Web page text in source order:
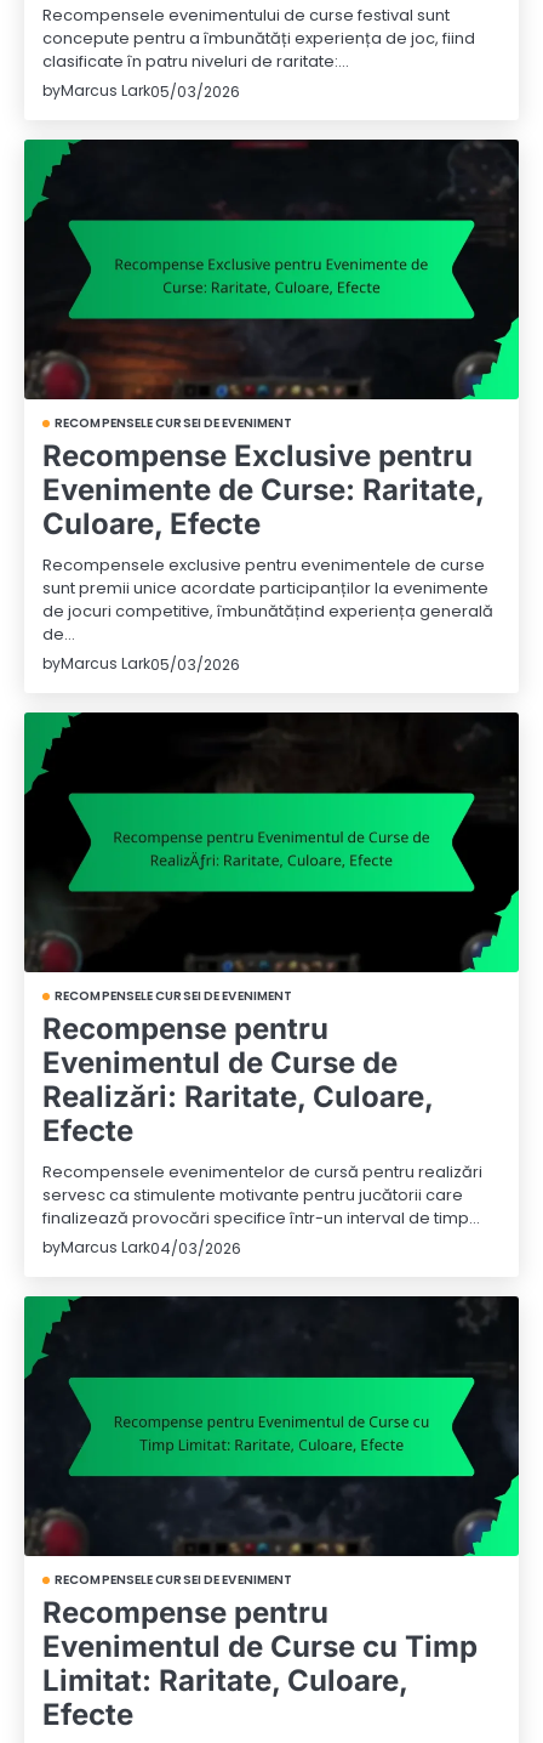
Recompensele evenimentului de curse festival sunt
concepute pentru a îmbunătăți experiența de joc, fiind
clasificate în patru niveluri de raritate:…
byMarcus Lark05/03/2026
RECOMPENSELE CURSEI DE EVENIMENT
Recompense Exclusive pentru
Evenimente de Curse: Raritate,
Culoare, Efecte
Recompensele exclusive pentru evenimentele de curse
sunt premii unice acordate participanților la evenimente
de jocuri competitive, îmbunătățind experiența generală
de…
byMarcus Lark05/03/2026
RECOMPENSELE CURSEI DE EVENIMENT
Recompense pentru
Evenimentul de Curse de
Realizări: Raritate, Culoare,
Efecte
Recompensele evenimentelor de cursă pentru realizări
servesc ca stimulente motivante pentru jucătorii care
finalizează provocări specifice într-un interval de timp…
byMarcus Lark04/03/2026
RECOMPENSELE CURSEI DE EVENIMENT
Recompense pentru
Evenimentul de Curse cu Timp
Limitat: Raritate, Culoare,
Efecte